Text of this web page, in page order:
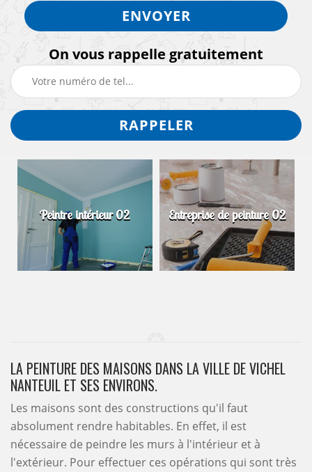
On vous rappelle gratuitement
Peintre intérieur 02 Entreprise de peinture 02
LA PEINTURE DES MAISONS DANS LA VILLE DE VICHEL
NANTEUIL ET SES ENVIRONS.
Les maisons sont des constructions qu'il faut
absolument rendre habitables. En effet, il est
nécessaire de peindre les murs à l'intérieur et à
l'extérieur. Pour effectuer ces opérations qui sont très